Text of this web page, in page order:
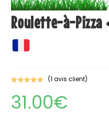
Roulette-à-
sur 5
basé sur
(1 avis client)
31.00€